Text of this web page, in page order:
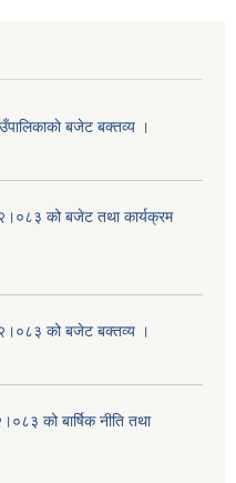
बजेट बक्तव्य ।
को बजेट तथा कार्यक्रम
को बजेट बक्तव्य ।
को बार्षिक नीति तथा